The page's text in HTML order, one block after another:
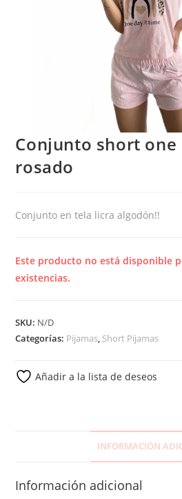
Conjunto short
rosado
Conjunto en tela licra algodón!!
Este producto no está disponible
existencias.
SKU: N/D
Categorías: Pijamas, Short Pijamas
Añadir a la lista de deseos
INFORMACIÓN
Información adicional